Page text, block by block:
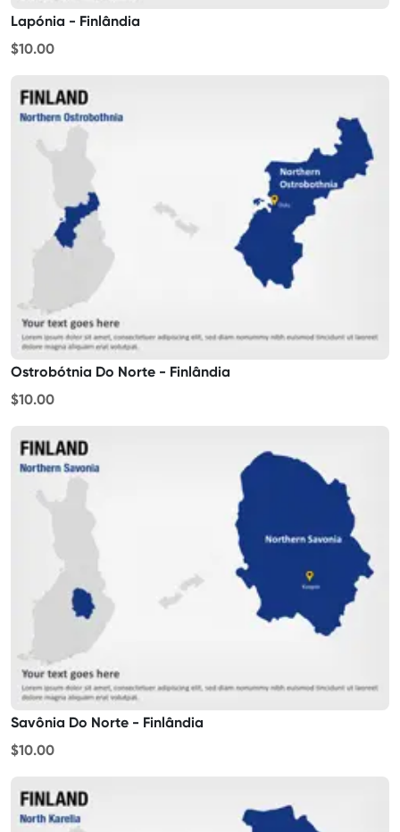
Lapónia - Finlândia
$10.00
Ostrobótnia Do Norte - Finlândia
$10.00
Savônia Do Norte - Finlândia
$10.00